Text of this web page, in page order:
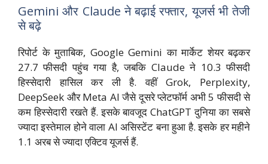
Gemini और Claude ने बढ़ाई रफ्तार, यूजर्स भी तेजी
से बढ़े
रिपोर्ट के मुताबिक, Google Gemini का मार्केट शेयर बढ़कर
27.7 फीसदी पहुंच गया है, जबकि Claude ने 10.3 फीसदी
हिस्सेदारी हासिल कर ली है. वहीं Grok, Perplexity,
DeepSeek और Meta AI जैसे दूसरे प्लेटफॉर्म अभी 5 फीसदी से
कम हिस्सेदारी रखते हैं. इसके बावजूद ChatGPT दुनिया का सबसे
ज्यादा इस्तेमाल होने वाला AI असिस्टेंट बना हुआ है. इसके हर महीने
1.1 अरब से ज्यादा एक्टिव यूजर्स हैं.